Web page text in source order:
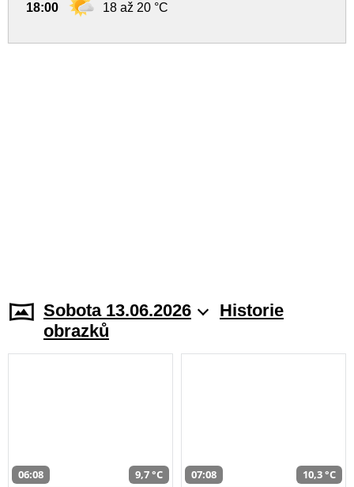
18:00 18 až 20 °C
Sobota 13.06.2026
Historie
obrazků
06:08 9,7 °C 07:08 10,3 °C